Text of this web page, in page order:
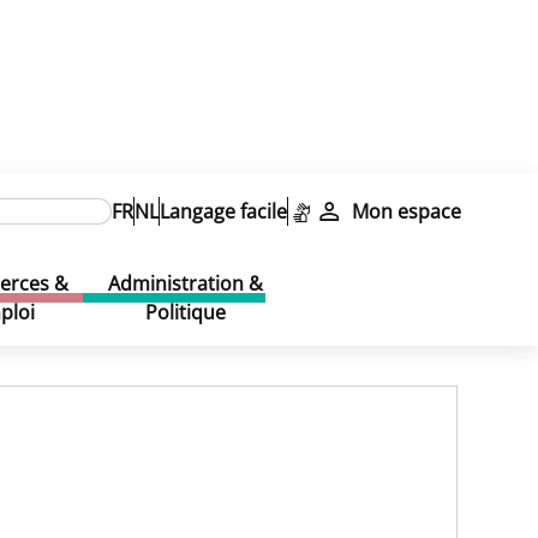
FRNLLangage facile Mon espace
&
Administration &
Politique